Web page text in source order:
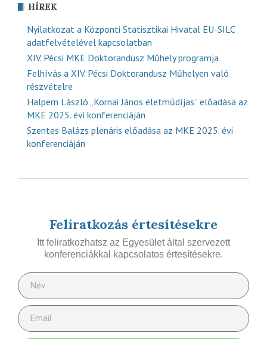
HÍREK
Nyilatkozat a Központi Statisztikai Hivatal EU-SILC
adatfelvételével kapcsolatban
XIV. Pécsi MKE Doktorandusz Műhely programja
Felhívás a XIV. Pécsi Doktorandusz Műhelyen való
részvételre
Halpern László „Kornai János életműdíjas” előadása az
MKE 2025. évi konferenciáján
Szentes Balázs plenáris előadása az MKE 2025. évi
konferenciáján
Feliratkozás értesítésekre
Itt feliratkozhatsz az Egyesület által szervezett
konferenciákkal kapcsolatos értesítésekre.